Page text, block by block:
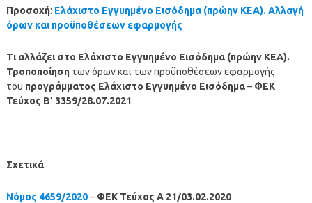
Προσοχή: Ελάχιστο Εγγυημένο Εισόδημα (πρώην ΚΕΑ). Αλλαγή
όρων και προϋποθέσεων εφαρμογής
Τι αλλάζει στο Ελάχιστο Εγγυημένο Εισόδημα (πρώην ΚΕΑ).
Τροποποίησητων όρων και των προϋποθέσεων εφαρμογής
του προγράμματος Ελάχιστο Εγγυημένο Εισόδημα– ΦΕΚ
Τεύχος B’ 3359/28.07.2021
Σχετικά:
Νόμος 4659/2020– ΦΕΚ Τεύχος A 21/03.02.2020